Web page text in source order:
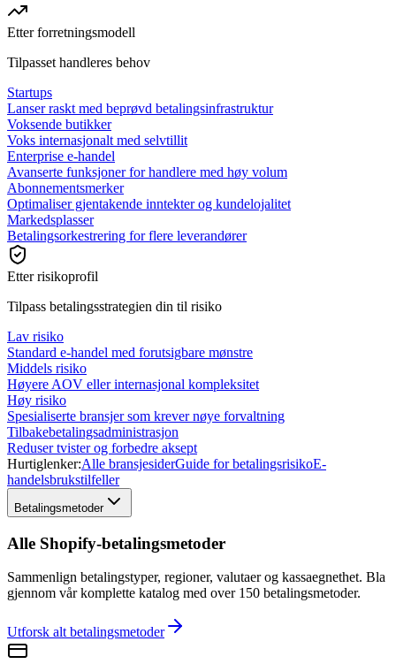
Etter forretningsmodell
Tilpasset handleres behov
Startups
Lanser raskt med beprøvd betalingsinfrastruktur
Voksende butikker
Voks internasjonalt med selvtillit
Enterprise e-handel
Avanserte funksjoner for handlere med høy volum
Abonnementsmerker
Optimaliser gjentakende inntekter og kundelojalitet
Markedsplasser
Betalingsorkestrering for flere leverandører
Etter risikoprofil
Tilpass betalingsstrategien din til risiko
Lav risiko
Standard e-handel med forutsigbare mønstre
Middels risiko
Høyere AOV eller internasjonal kompleksitet
Høy risiko
Spesialiserte bransjer som krever nøye forvaltning
Tilbakebetalingsadministrasjon
Reduser tvister og forbedre aksept
Hurtiglenker:Alle bransjesiderGuide for betalingsrisikoE-
handelsbrukstilfeller
Betalingsmetoder
Alle Shopify-betalingsmetoder
Sammenlign betalingstyper, regioner, valutaer og kassaegnethet. Bla
gjennom vår komplette katalog med over 150 betalingsmetoder.
Utforsk alt betalingsmetoder